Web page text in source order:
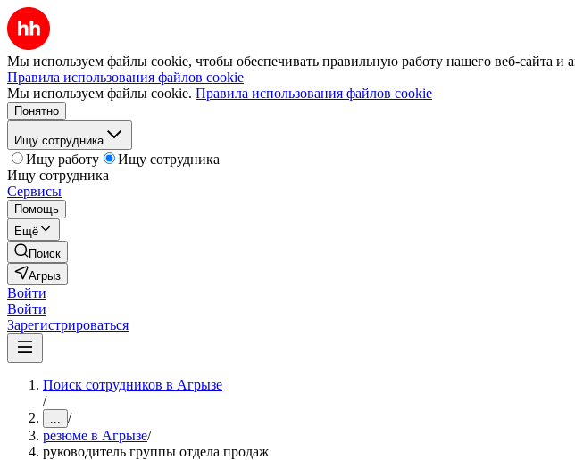
Мы используем файлы cookie, чтобы обеспечивать правильную работу нашего веб-сайта и
Правила использования файлов cookie
Мы используем файлы cookie. Правила использования файлов cookie
Понятно
Ищу сотрудника
Ищу работу
Ищу сотрудника
Ищу сотрудника
Сервисы
Помощь
Ещё
Поиск
Агрыз
Войти
Войти
Зарегистрироваться
Поиск сотрудников в Агрызе
/
... /
резюме в Агрызе/
руководитель группы отдела продаж